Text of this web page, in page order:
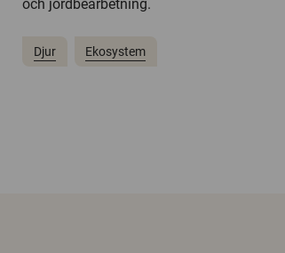
och jordbearbetning.
Djur Ekosystem